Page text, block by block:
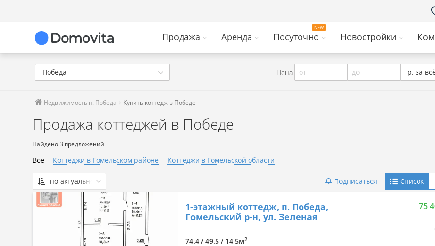
Продажа Аренда Посуточно Новостройки
Победа Цена от до р. за
Недвижимость п. Победа Купить коттедж в Победе
Продажа коттеджей в Победе
Найдено 3 предложений
Все Коттеджи в Гомельском районе Коттеджи в Гомельской области
по актуальности
По актуальности
Сначала дешевые
Сначала дорогие
По комнатности: большая →
Подписаться Список
1-этажный коттедж, п. Победа,
Гомельский р-н, ул. Зеленая
75
74.4 / 49.5 / 14.5м2